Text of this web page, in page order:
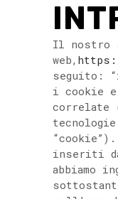
Il nostro
web,
seguito:
i cookie
correlate
inseriti
abbiamo